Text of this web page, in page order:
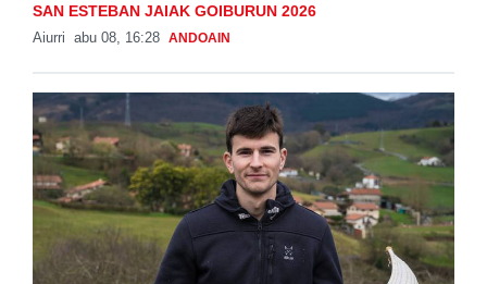
SAN ESTEBAN JAIAK GOIBURUN 2026
Aiurri abu 08, 16:28 ANDOAIN